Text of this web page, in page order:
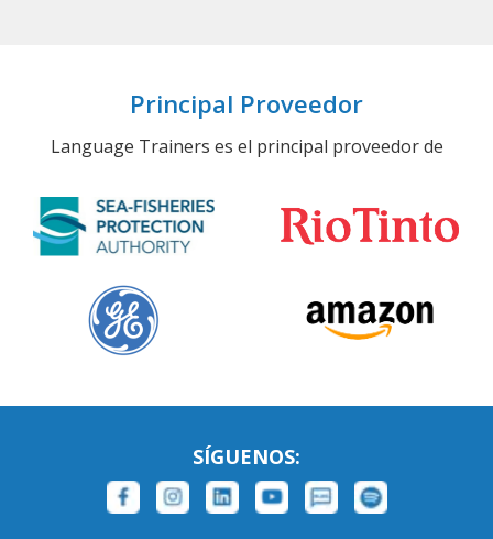
Principal Proveedor
Language Trainers es el principal proveedor de
SÍGUENOS: